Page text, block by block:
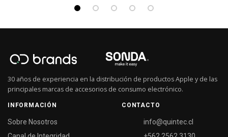
30 años de experiencia en la distribución de productos Apple y de las
principales marcas de accesorios de consumo electrónico.
INFORMACIÓN
Sobre Nosotros
CONTACTO
info@quintec.cl